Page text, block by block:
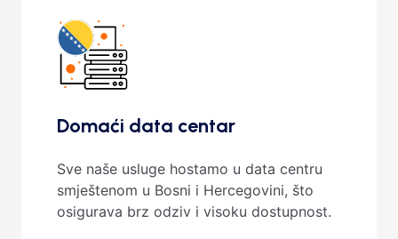
Domaći data centar
Sve naše usluge hostamo u data centru
smještenom u Bosni i Hercegovini, što
osigurava brz odziv i visoku dostupnost.